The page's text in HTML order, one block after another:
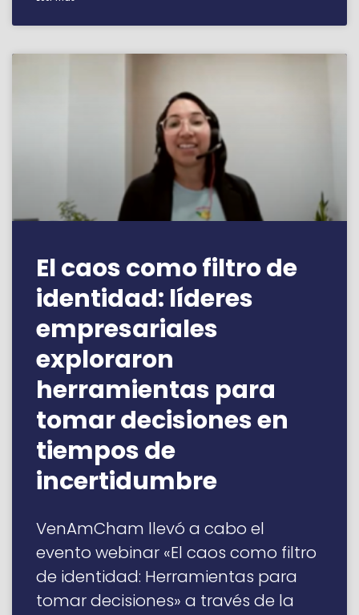
El caos como filtro de
identidad: líderes
empresariales
exploraron
herramientas para
tomar decisiones en
tiempos de
incertidumbre
VenAmCham llevó a cabo el
evento webinar «El caos como filtro
de identidad: Herramientas para
tomar decisiones» a través de la